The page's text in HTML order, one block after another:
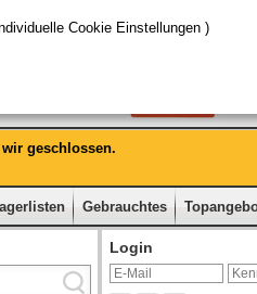
geschlossen.
Gebrauchtes
Login
Cookie Einstellungen )